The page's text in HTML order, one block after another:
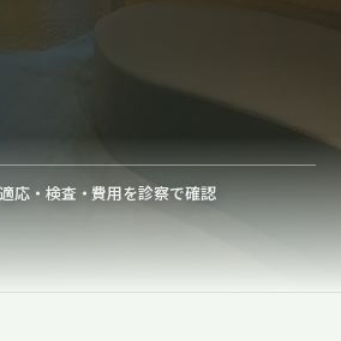
適応・検査・費用を診察で確認